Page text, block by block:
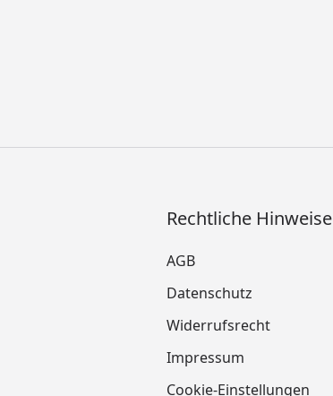
Rechtliche Hinweise
AGB
Datenschutz
Widerrufsrecht
Impressum
Cookie-Einstellungen